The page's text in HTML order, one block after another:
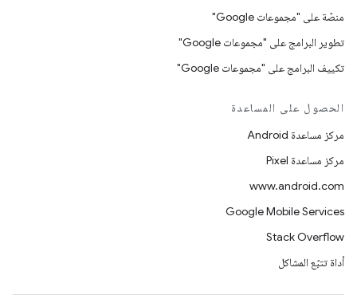
منصّة على "مجموعات Google"
تطوير البرامج على "مجموعات Google"
تكييف البرامج على "مجموعات Google"
الحصول على المساعدة
مركز مساعدة Android
مركز مساعدة Pixel
www.android.com
Google Mobile Services
Stack Overflow
أداة تتبّع المشاكل